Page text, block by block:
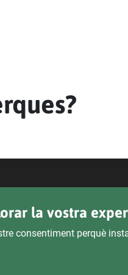
la vostra
consentiment perquè